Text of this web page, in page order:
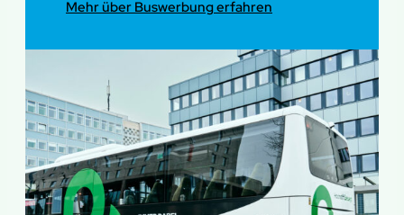
Mehr über Buswerbung erfahren